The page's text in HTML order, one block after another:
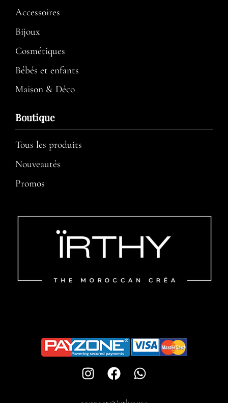
Accessoires
Bijoux
Cosmétiques
Bébés et enfants
Maison & Déco
Boutique
Tous les produits
Nouveautés
Promos